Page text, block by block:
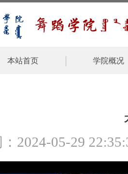
本站首页 学院概况
2024-05-29